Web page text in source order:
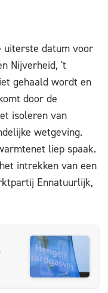
uiterste datum voor
Nijverheid, 't
gehaald wordt en
door de
isoleren van
wetgeving.
liep spaak.
intrekken van een
Ennatuurlijk,